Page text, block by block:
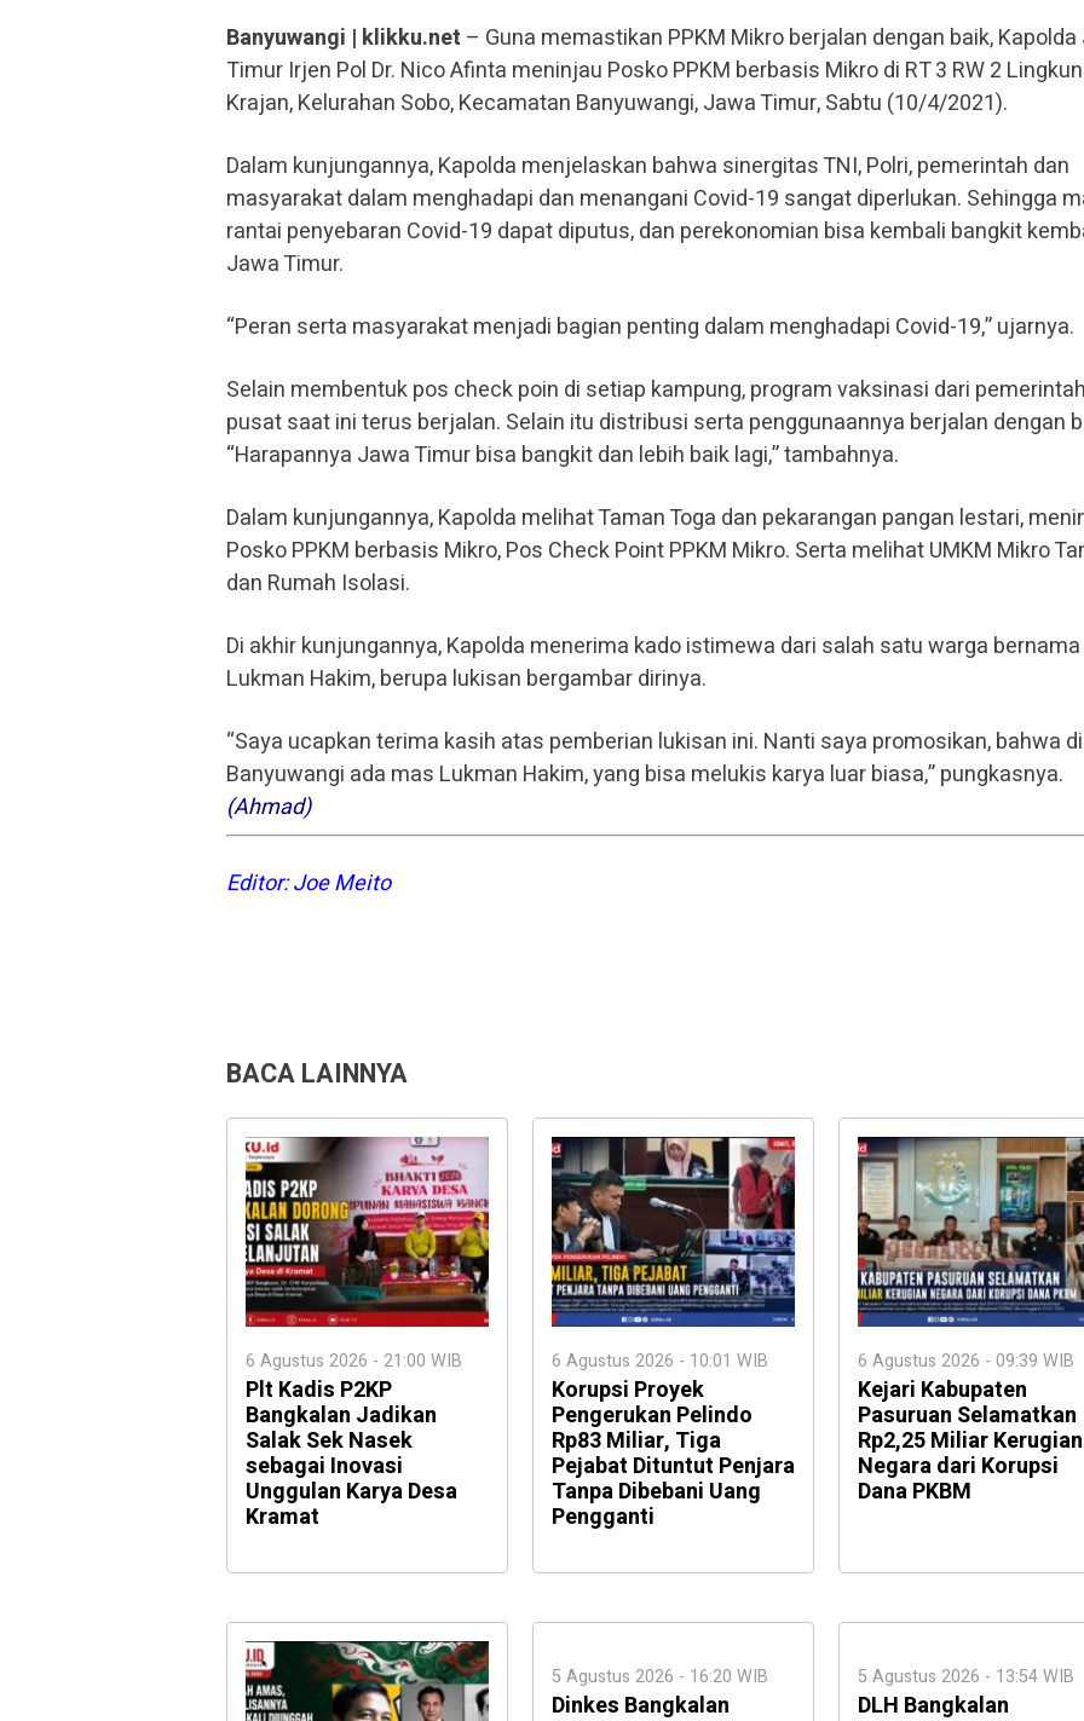
Banyuwangi | klikku.net – Guna memastikan PPKM Mikro berjalan dengan baik,
Timur Irjen Pol Dr. Nico Afinta meninjau Posko PPKM berbasis Mikro di RT 3 RW 2
Krajan, Kelurahan Sobo, Kecamatan Banyuwangi, Jawa Timur, Sabtu (10/4/2021).
Dalam kunjungannya, Kapolda menjelaskan bahwa sinergitas TNI, Polri, pemerintah dan
masyarakat dalam menghadapi dan menangani Covid-19 sangat diperlukan. Sehingga
rantai penyebaran Covid-19 dapat diputus, dan perekonomian bisa kembali bangkit
Jawa Timur.
“Peran serta masyarakat menjadi bagian penting dalam menghadapi Covid-19,” ujarnya.
Selain membentuk pos check poin di setiap kampung, program vaksinasi dari
pusat saat ini terus berjalan. Selain itu distribusi serta penggunaannya berjalan dengan
“Harapannya Jawa Timur bisa bangkit dan lebih baik lagi,” tambahnya.
Dalam kunjungannya, Kapolda melihat Taman Toga dan pekarangan pangan lestari,
Posko PPKM berbasis Mikro, Pos Check Point PPKM Mikro. Serta melihat UMKM Mikro
dan Rumah Isolasi.
Di akhir kunjungannya, Kapolda menerima kado istimewa dari salah satu warga bernama
Lukman Hakim, berupa lukisan bergambar dirinya.
“Saya ucapkan terima kasih atas pemberian lukisan ini. Nanti saya promosikan, bahwa di
Banyuwangi ada mas Lukman Hakim, yang bisa melukis karya luar biasa,” pungkasnya.
(Ahmad)
Editor: Joe Meito
BACA LAINNYA
6 Agustus 2026 - 21:00 WIB
Plt Kadis P2KP
Bangkalan Jadikan
Salak Sek Nasek
sebagai Inovasi
Unggulan Karya Desa
Kramat
6 Agustus 2026 - 10:01 WIB
Korupsi Proyek
Pengerukan Pelindo
Rp83 Miliar, Tiga
Pejabat Dituntut Penjara
Tanpa Dibebani Uang
Pengganti
6 Agustus 2026 - 09:39 WIB
Kejari Kabupaten
Pasuruan Selamatkan
Rp2,25 Miliar Kerugian
Negara dari Korupsi
Dana PKBM
5 Agustus 2026 - 16:20 WIB
Dinkes Bangkalan
5 Agustus 2026 - 13:54 WIB
DLH Bangkalan